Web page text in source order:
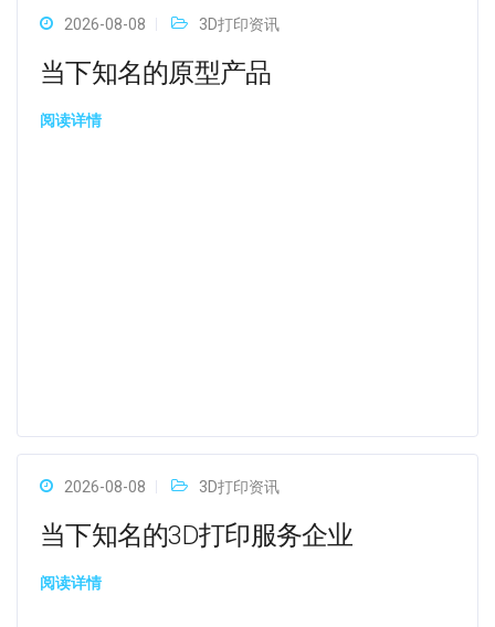
2026-08-08 3D打印资讯
当下知名的原型产品
阅读详情
2026-08-08 3D打印资讯
当下知名的3D打印服务企业
阅读详情